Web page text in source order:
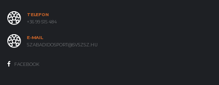
TELEFON
+36 99 515 484
E-MAIL
SZABADIDOSPORT@SVSZSZ.HU
FACEBOOK